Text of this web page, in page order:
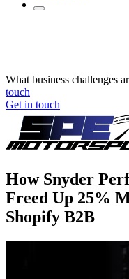
What business challenges
touch
Get in touch
How Snyder
Freed Up 25%
Shopify B2B